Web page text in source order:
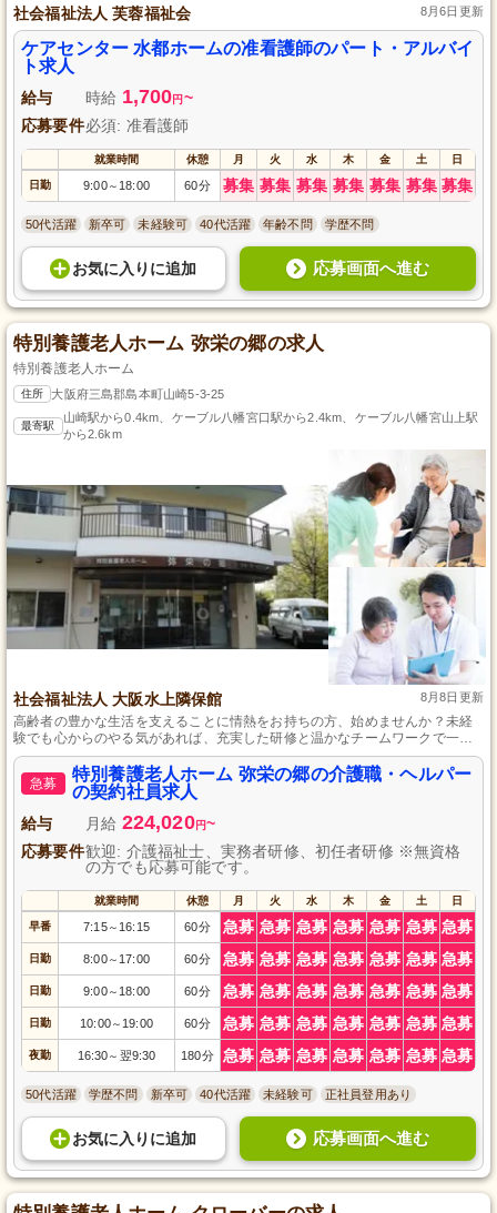
社会福祉法人 芙蓉福祉会 8月6日更新
ケアセンター 水都ホームの准看護師のパート・アルバイ
ト求人
給与 時給 1,700円 ~
応募要件必須: 准看護師
就業時間 休憩 月 火 水 木 金 土 日
日勤 9:00～ 18:00 60分 募集 募集 募集 募集 募集 募集 募集
50代活躍 新卒可 未経験可 40代活躍 年齢不問 学歴不問
お気に入り に追加 応募画面へ進む
特別養護老人ホーム 弥栄の郷の求人
特別養護老人ホーム
住所 大阪府三島郡島本町山崎5-3-25
最寄駅
山崎駅から0.4km、ケーブル八幡宮口駅から2.4km、ケーブル八幡宮山上駅
から2.6km
社会福祉法人 大阪水上隣保館 8月8日更新
高齢者の豊かな生活を支えることに情熱をお持ちの方、始めませんか？未経
験でも心からのやる気があれば、充実した研修と温かなチームワークで一緒
に成長していけます。地域社会に貢献し、一人ひとりの利用者様に寄り添っ
た介護を行うことで、仕事を通じての大きなやりがいを感じることができま
す。急募
特別養護老人ホーム 弥栄の郷の介護職・ヘルパー
の契約社員求人
給与 月給 224,020円~
応募要件歓迎: 介護福祉士、実務者研修、初任者研修 ※無資格
の方でも応募可能です。
就業時間 休憩 月 火 水 木 金 土 日
早番 7:15～ 16:15 60分 急募 急募 急募 急募 急募 急募 急募
日勤 8:00～ 17:00 60分 急募 急募 急募 急募 急募 急募 急募
日勤 9:00～ 18:00 60分 急募 急募 急募 急募 急募 急募 急募
日勤 10:00～ 19:00 60分 急募 急募 急募 急募 急募 急募 急募
夜勤 16:30～ 翌9:30 180分 急募 急募 急募 急募 急募 急募 急募
50代活躍 学歴不問 新卒可 40代活躍 未経験可 正社員登用あり
お気に入り に追加 応募画面へ進む